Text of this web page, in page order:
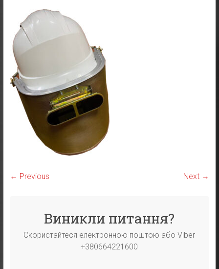
← Previous Next →
Виникли питання?
Скористайтеся електронною поштою або Viber
+380664221600